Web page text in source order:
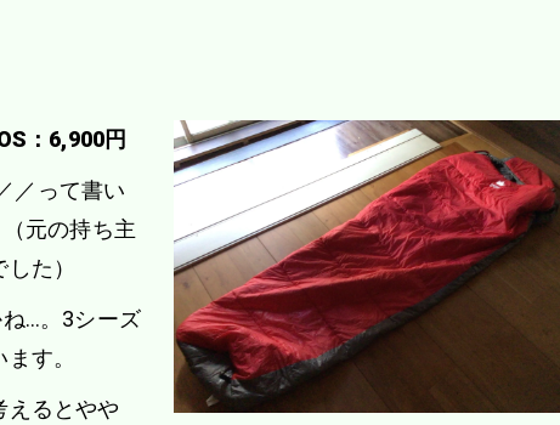
：6,900円
／って書い
（元の持ち主
た）
…。3シーズ
す。
えるとやや